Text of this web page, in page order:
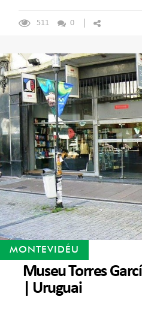
511 0
MONTEVIDÉU
Museu Torres
| Uruguai